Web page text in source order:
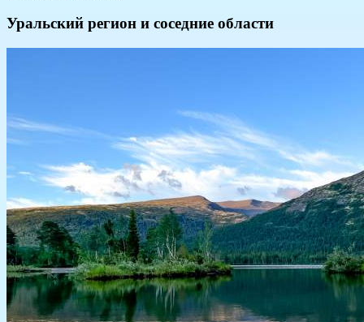
Уральский регион и соседние области